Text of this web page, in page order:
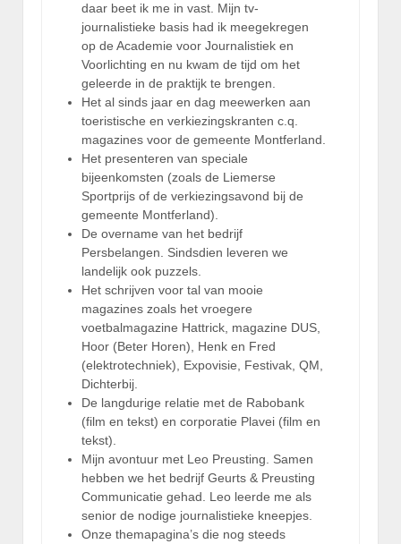
daar beet ik me in vast. Mijn tv-
journalistieke basis had ik meegekregen
op de Academie voor Journalistiek en
Voorlichting en nu kwam de tijd om het
geleerde in de praktijk te brengen.
Het al sinds jaar en dag meewerken aan
toeristische en verkiezingskranten c.q.
magazines voor de gemeente Montferland.
Het presenteren van speciale
bijeenkomsten (zoals de Liemerse
Sportprijs of de verkiezingsavond bij de
gemeente Montferland).
De overname van het bedrijf
Persbelangen. Sindsdien leveren we
landelijk ook puzzels.
Het schrijven voor tal van mooie
magazines zoals het vroegere
voetbalmagazine Hattrick, magazine DUS,
Hoor (Beter Horen), Henk en Fred
(elektrotechniek), Expovisie, Festivak, QM,
Dichterbij.
De langdurige relatie met de Rabobank
(film en tekst) en corporatie Plavei (film en
tekst).
Mijn avontuur met Leo Preusting. Samen
hebben we het bedrijf Geurts & Preusting
Communicatie gehad. Leo leerde me als
senior de nodige journalistieke kneepjes.
Onze themapagina’s die nog steeds